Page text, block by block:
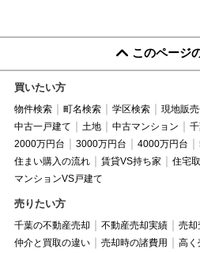
このページ
買いたい方
物件検索 町名検索 学区検索 現地販
中古一戸建て
土地 中古マンション
2000万円台
3000万円台 4000万円台
住まい購入の流れ
賃貸VS持ち家
住宅
マンションVS戸建て
売りたい方
千葉の不動産売却 不動産売却実績 売却
仲介と買取の違い
売却時の諸費用
高く